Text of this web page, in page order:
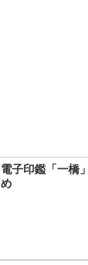
電子印鑑「一橋
め